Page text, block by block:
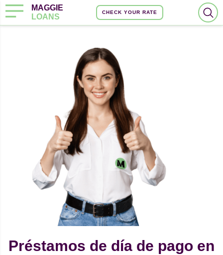
MAGGIE
LOANS
CHECK YOUR RATE
Préstamos de día de pago en